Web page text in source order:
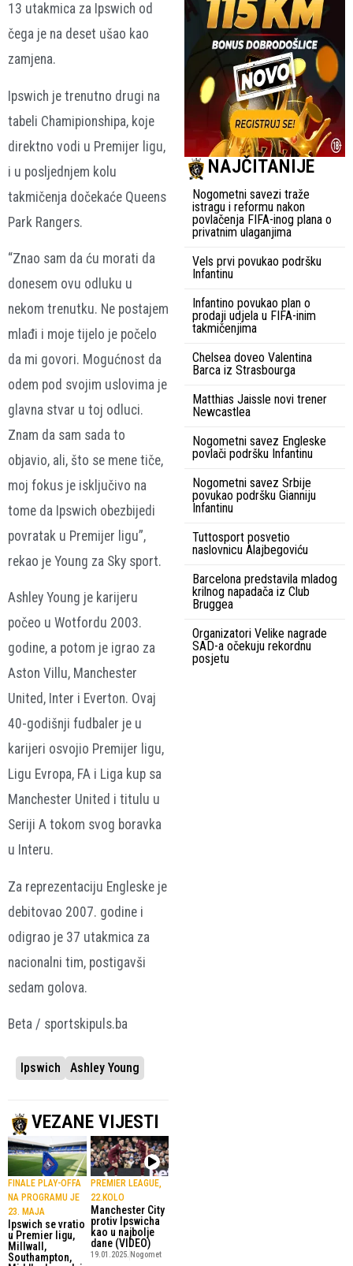
13 utakmica za Ipswich od
čega je na deset ušao kao
zamjena.
Ipswich je trenutno drugi na
tabeli Chamipionshipa, koje
direktno vodi u Premijer ligu,
i u posljednjem kolu
takmičenja dočekaće Queens
Park Rangers.
“Znao sam da ću morati da
donesem ovu odluku u
nekom trenutku. Ne postajem
mlađi i moje tijelo je počelo
da mi govori. Mogućnost da
odem pod svojim uslovima je
glavna stvar u toj odluci.
Znam da sam sada to
objavio, ali, što se mene tiče,
moj fokus je isključivo na
tome da Ipswich obezbijedi
povratak u Premijer ligu”,
rekao je Young za Sky sport.
Ashley Young je karijeru
počeo u Wotfordu 2003.
godine, a potom je igrao za
Aston Villu, Manchester
United, Inter i Everton. Ovaj
40-godišnji fudbaler je u
karijeri osvojio Premijer ligu,
Ligu Evropa, FA i Liga kup sa
Manchester United i titulu u
Seriji A tokom svog boravka
u Interu.
Za reprezentaciju Engleske je
debitovao 2007. godine i
odigrao je 37 utakmica za
nacionalni tim, postigavši
sedam golova.
Beta / sportskipuls.ba
Ipswich Ashley Young
VEZANE VIJESTI
FINALE PLAY-OFFA
NA PROGRAMU JE
23. MAJA
Ipswich se vratio
u Premier ligu,
Millwall,
Southampton,
PREMIER LEAGUE,
22.KOLO
Manchester City
protiv Ipswicha
kao u najbolje
dane (VIDEO)
19.01.2025. Nogomet
NAJČITANIJE
Nogometni savezi traže
istragu i reformu nakon
povlačenja FIFA-inog plana o
privatnim ulaganjima
Vels prvi povukao podršku
Infantinu
Infantino povukao plan o
prodaji udjela u FIFA-inim
takmičenjima
Chelsea doveo Valentina
Barca iz Strasbourga
Matthias Jaissle novi trener
Newcastlea
Nogometni savez Engleske
povlači podršku Infantinu
Nogometni savez Srbije
povukao podršku Gianniju
Infantinu
Tuttosport posvetio
naslovnicu Alajbegoviću
Barcelona predstavila mladog
krilnog napadača iz Club
Bruggea
Organizatori Velike nagrade
SAD-a očekuju rekordnu
posjetu